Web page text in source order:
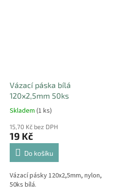
Vázací páska bílá
120x2,5mm 50ks
Skladem (1 ks)
15,70 Kč bez DPH
19 Kč
Do košíku
Vázací pásky 120x2,5mm, nylon,
50ks bílá.